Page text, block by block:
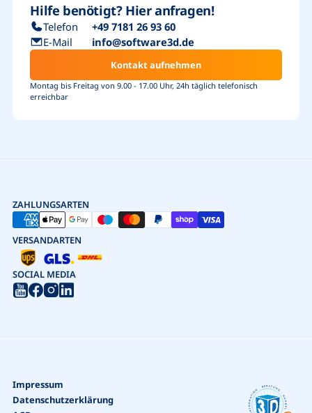
Hilfe benötigt? Hier anfragen!
Telefon
+49 7181 26 93 60
E-Mail
info@software3d.de
Kontakt aufnehmen
Montag bis Freitag von 9.00 - 17.00 Uhr, 24h täglich telefonisch
erreichbar
ZAHLUNGSARTEN
VERSANDARTEN
SOCIAL MEDIA
Impressum
Datenschutzerklärung